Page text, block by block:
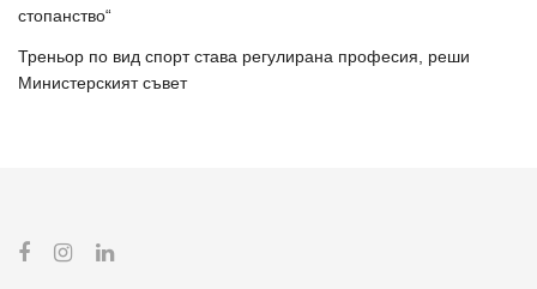
стопанство“
Треньор по вид спорт става регулирана професия, реши
Министерският съвет